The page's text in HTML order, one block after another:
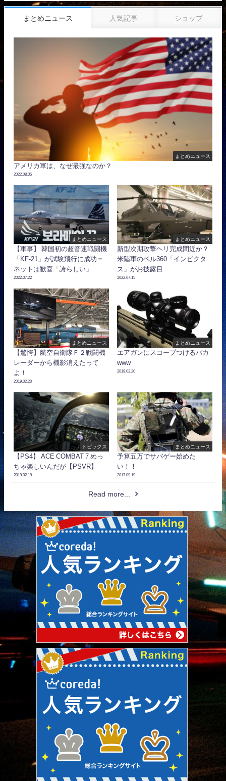
まとめニュース 人気記事 ショップ
まとめニュース
アメリカ軍は、なぜ最強なのか？
2022.08.05
まとめニュース
【軍事】 韓国初の超音速戦闘機
「KF-21」が試験飛行に成功＝
ネットは歓喜「誇らしい」
2022.07.22
まとめニュース
新型次期攻撃ヘリ完成間近か？
米陸軍のベル360「インビクタ
ス」がお披露目
2022.07.15
まとめニュース
【驚愕】航空自衛隊Ｆ２戦闘機
レーダーから機影消えたって
よ！
2019.02.20
まとめニュース
エアガンにスコープつけるバカ
www
2019.02.20
トピックス
【PS4】 ACE COMBAT 7 めっ
ちゃ楽しいんだが【PSVR】
2019.02.19
まとめニュース
予算五万でサバゲー始めた
い！！
2017.09.19
Read more...